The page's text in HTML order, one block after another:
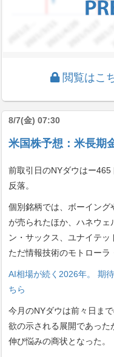
閲覧はこ
8/7(金) 07:30
米国株予想：米長
前取引日のNYダウはー
反落。
個別銘柄では、ボーイン
が売られたほか、ハネウェ
ン・サックス、ユナイテッ
ただ情報技術のモトローラ
AI相場が続く2026年。 期
ちら
今月のNYダウは前々日ま
欲の示される展開であっ
伸び悩みの商状となった。